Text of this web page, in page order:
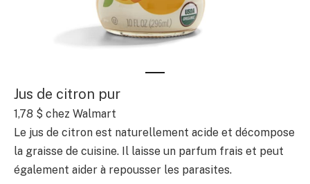
Jus de citron pur
1,78 $ chez Walmart
Le jus de citron est naturellement acide et décompose
la graisse de cuisine. Il laisse un parfum frais et peut
également aider à repousser les parasites.